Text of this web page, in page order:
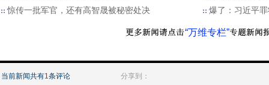
惊传一批军官，还有高智晟被秘密处决
爆了：习近平
“万维专栏”
当前新闻共有1条评论 分享到：